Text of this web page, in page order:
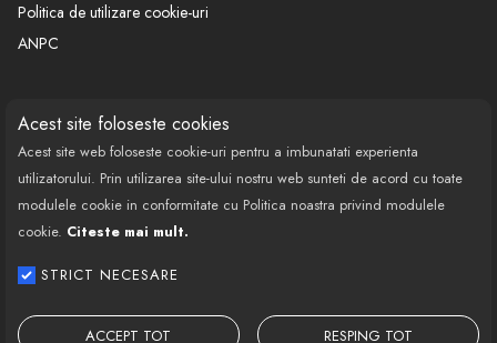
Acest site foloseste cookies
Acest site web foloseste cookie-uri pentru a imbunatati experienta
utilizatorului. Prin utilizarea site-ului nostru web sunteti de acord cu toate
modulele cookie in conformitate cu Politica noastra privind modulele
cookie. Citeste mai mult.
STRICT NECESARE
ACCEPT TOT RESPING TOT
Politica de utilizare cookie-uri
ANPC
CONTACT
Call Center: 0377 100 941
Program de lucru: Luni-Vineri
08:00 - 18:00
Email: contact@bestautovest.ro
SRL CUI: 32372789, Reg.Com.: